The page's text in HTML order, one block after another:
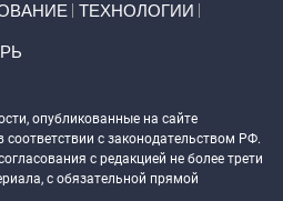
ТЕХНОЛОГИИ
опубликованные на сайте
соответствии с законодательством РФ.
с редакцией не более трети
с обязательной прямой